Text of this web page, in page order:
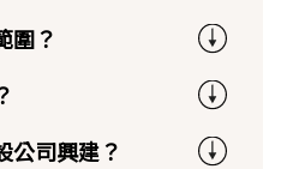
圍？
公司興建？